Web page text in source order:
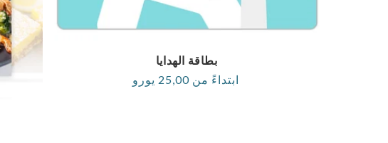
بطاقة الهدايا
السعر
ابتداءً من 25,00 يورو